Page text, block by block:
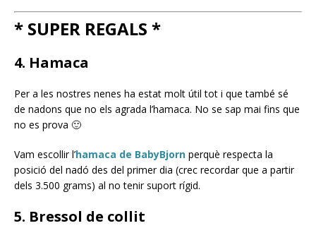
* SUPER REGALS *
4. Hamaca
Per a les nostres nenes ha estat molt útil tot i que també sé
de nadons que no els agrada l’hamaca. No se sap mai fins que
no es prova 🙂
Vam escollir l’hamaca de BabyBjorn perquè respecta la
posició del nadó des del primer dia (crec recordar que a partir
dels 3.500 grams) al no tenir suport rígid.
5. Bressol de collit